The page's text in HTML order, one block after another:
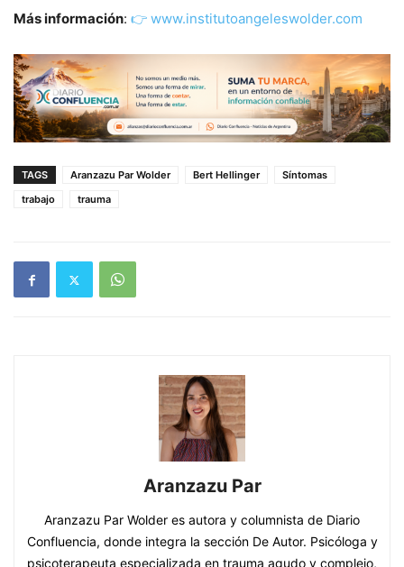
Más información: 👉 www.institutoangeleswolder.com
TAGS Aranzazu Par Wolder Bert Hellinger
Síntomas
trabajo
trauma
Aranzazu Par
Aranzazu Par Wolder es autora y columnista de Diario
Confluencia, donde integra la sección De Autor. Psicóloga y
psicoterapeuta especializada en trauma agudo y complejo,